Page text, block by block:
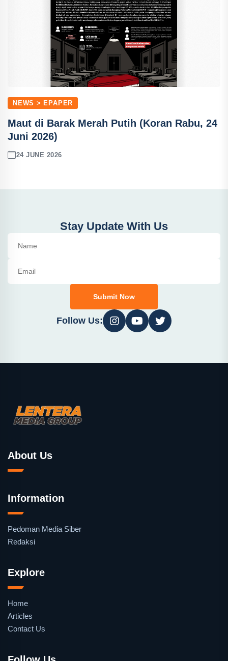
NEWS > EPAPER
Maut di Barak Merah Putih (Koran Rabu, 24
Juni 2026)
24 JUNE 2026
Stay Update With Us
Submit Now
Follow Us:
About Us
Information
Pedoman Media Siber
Redaksi
Explore
Home
Articles
Contact Us